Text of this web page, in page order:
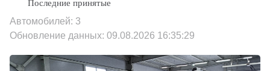
Автомобилей: 3
Обновление данных: 09.08.2026 16:35:29